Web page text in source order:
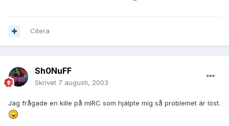
Citera
Sh0NuFF
Skrivet 7 augusti, 2003
Jag frågade en kille på mIRC som hjälpte mig så problemet är löst.